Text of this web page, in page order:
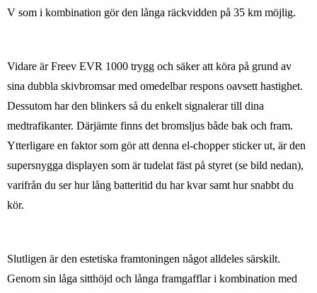
V som i kombination gör den långa räckvidden på 35 km möjlig.
Vidare är Freev EVR 1000 trygg och säker att köra på grund av
sina dubbla skivbromsar med omedelbar respons oavsett hastighet.
Dessutom har den blinkers så du enkelt signalerar till dina
medtrafikanter. Därjämte finns det bromsljus både bak och fram.
Ytterligare en faktor som gör att denna el-chopper sticker ut, är den
supersnygga displayen som är tudelat fäst på styret (se bild nedan),
varifrån du ser hur lång batteritid du har kvar samt hur snabbt du
kör.
Slutligen är den estetiska framtoningen något alldeles särskilt.
Genom sin låga sitthöjd och långa framgafflar i kombination med